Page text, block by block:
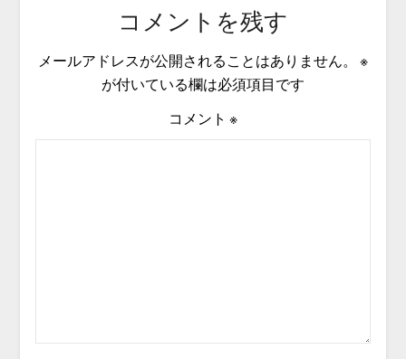
コメントを残す
メールアドレスが公開されることはありません。
※
が付いている欄は必須項目です
コメント ※